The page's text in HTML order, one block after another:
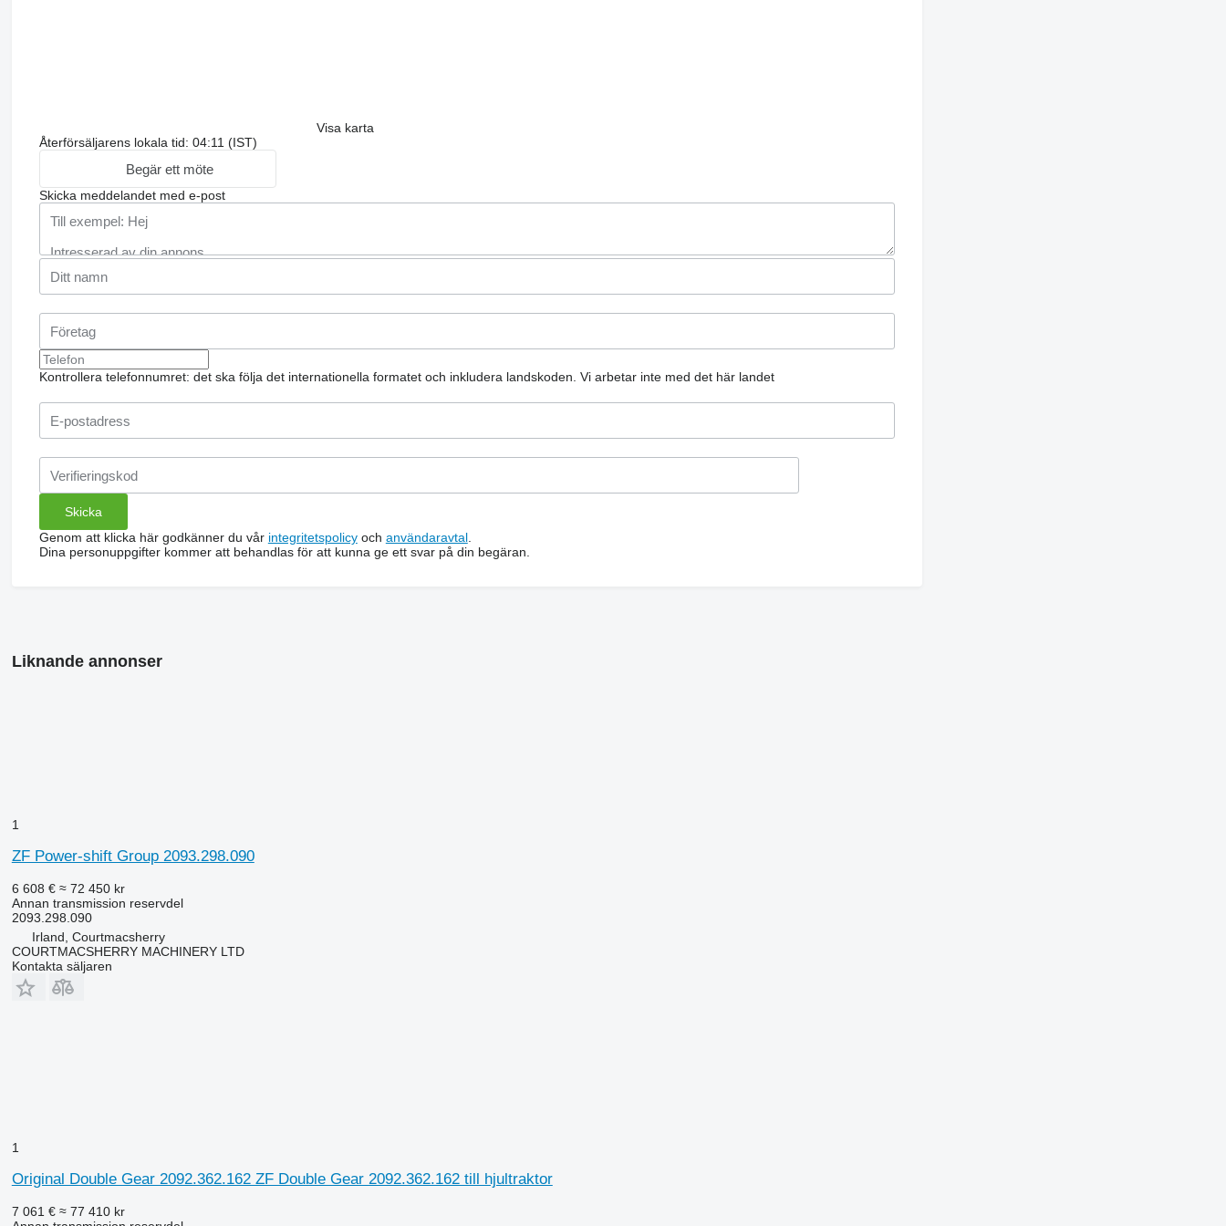
Visa karta
Återförsäljarens lokala tid: 04:11 (IST)
Begär ett möte
Skicka meddelandet med e-post
Kontrollera telefonnumret: det ska följa det internationella formatet och inkludera landskoden. Vi arbetar inte med det här landet
Genom att klicka här godkänner du vår integritetspolicyoch användaravtal.
Dina personuppgifter kommer att behandlas för att kunna ge ett svar på din begäran.
Liknande annonser
1
ZF Power-shift Group 2093.298.090
6 608 € ≈ 72 450 kr
Annan transmission reservdel
2093.298.090
Irland, Courtmacsherry
COURTMACSHERRY MACHINERY LTD
Kontakta säljaren
1
Original Double Gear 2092.362.162 ZF Double Gear 2092.362.162 till hjultraktor
7 061 € ≈ 77 410 kr